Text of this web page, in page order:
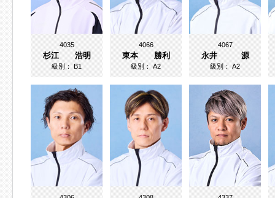
4035
杉江 浩明
級別：B1
4066
東本 勝利
級別：A2
4067
永井 源
級別：A2